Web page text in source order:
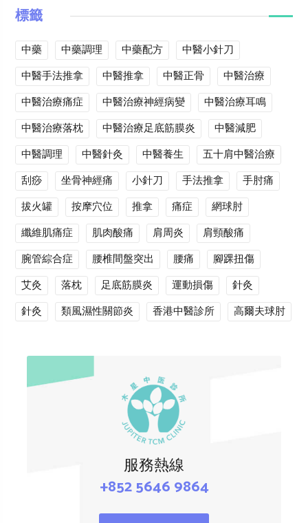
標籤
中藥 中藥調理 中藥配方
中醫小針刀
中醫手法推拿
中醫推拿 中醫正骨
中醫治療
中醫治療痛症
中醫治療神經病變
中醫治療耳鳴
中醫治療落枕
中醫治療足底筋膜炎
中醫減肥
中醫調理
中醫針灸 中醫養生
五十肩中醫治療
刮痧
坐骨神經痛 小針刀 手法推拿
手肘痛
拔火罐
按摩穴位 推拿 痛症
網球肘
纖維肌痛症
肌肉酸痛 肩周炎
肩頸酸痛
腕管綜合症
腰椎間盤突出 腰痛
腳踝扭傷
艾灸
落枕 足底筋膜炎 運動損傷
針灸
針灸
類風濕性關節炎 香港中醫診所 高爾夫球肘
服務熱線
+852 5646 9864